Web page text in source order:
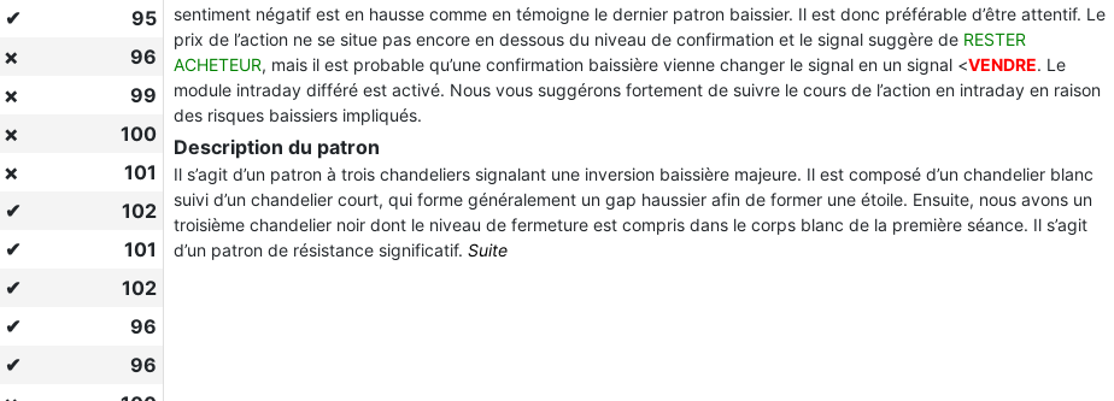
✔
95
❌
96
❌
99
❌
100
❌
101
✔
102
✔
101
✔
102
✔
96
✔
96
sentiment négatif est en hausse comme en témoigne le dernier patron baissier. Il est donc préférable d’être attentif. Le
prix de l’action ne se situe pas encore en dessous du niveau de confirmation et le signal suggère de RESTER
ACHETEUR, mais il est probable qu’une confirmation baissière vienne changer le signal en un signal <VENDRE. Le
module intraday différé est activé. Nous vous suggérons fortement de suivre le cours de l’action en intraday en raison
des risques baissiers impliqués.
Description du patron
Il s’agit d’un patron à trois chandeliers signalant une inversion baissière majeure. Il est composé d’un chandelier blanc
suivi d’un chandelier court, qui forme généralement un gap haussier afin de former une étoile. Ensuite, nous avons un
troisième chandelier noir dont le niveau de fermeture est compris dans le corps blanc de la première séance. Il s’agit
d’un patron de résistance significatif. Suite